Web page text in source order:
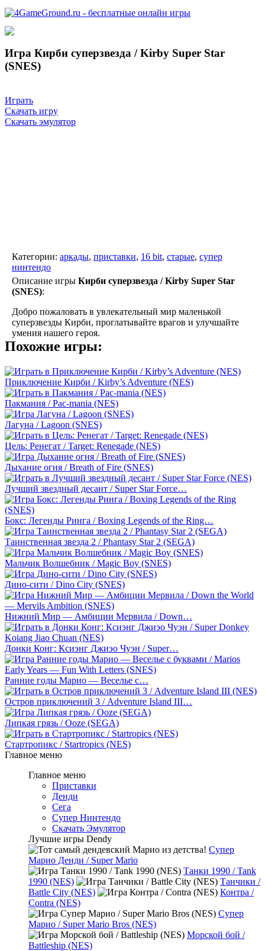
Игра Кирби суперзвезда / Kirby Super Star
(SNES)
Играть
Скачать игру
Скачать эмулятор
Категории: аркады, приставки, 16 bit, старые, супер
нинтендо
Описание игры Кирби суперзвезда / Kirby Super Star
(SNES):
Добро пожаловать в увлекательный мир маленькой
суперзвезды Кирби, проглатывайте врагов и улучшайте
умения нашего героя.
Похожие игры:
Приключение Кирби / Kirby’s Adventure (NES)
Пакмания / Pac-mania (NES)
Лагуна / Lagoon (SNES)
Цель: Ренегат / Target: Renegade (NES)
Дыхание огня / Breath of Fire (SNES)
Лучший звездный десант / Super Star Force…
Бокс: Легенды Ринга / Boxing Legends of the Ring…
Таинственная звезда 2 / Phantasy Star 2 (SEGA)
Мальчик Волшебник / Magic Boy (SNES)
Дино-сити / Dino City (SNES)
Нижний Мир — Амбиции Мервила / Down…
Донки Конг: Ксиэнг Джиэо Чуэн / Super…
Ранние годы Марио — Веселье с…
Остров приключений 3 / Adventure Island III…
Липкая грязь / Ooze (SEGA)
Стартропикс / Startropics (NES)
Главное меню
Главное меню
Приставки
Денди
Сега
Супер Нинтендо
Скачать Эмулятор
Лучшие игры Dendy
Супер
Марио Денди / Super Mario
Танки 1990 / Tank
1990 (NES)
Танчики /
Battle City (NES)
Контра /
Contra (NES)
Супер
Марио / Super Mario Bros (NES)
Морской бой /
Battleship (NES)